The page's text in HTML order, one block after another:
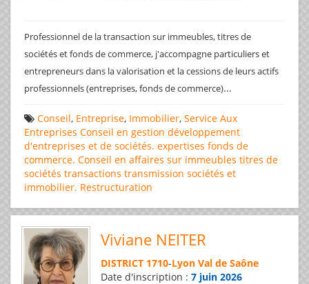
Professionnel de la transaction sur immeubles, titres de
sociétés et fonds de commerce, j'accompagne particuliers et
entrepreneurs dans la valorisation et la cessions de leurs actifs
professionnels (entreprises, fonds de commerce)...
Conseil, Entreprise, Immobilier, Service Aux
Entreprises Conseil en gestion développement
d'entreprises et de sociétés. expertises fonds de
commerce. Conseil en affaires sur immeubles titres de
sociétés transactions transmission sociétés et
immobilier. Restructuration
Viviane NEITER
DISTRICT 1710-Lyon Val de Saône
Date d'inscription : 7 juin 2026